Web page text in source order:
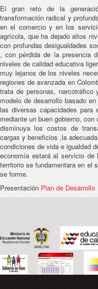
El gran reto de la
transformación radical y
en el comercio y en los
agrícola, que ha dejado altos
con profundas desigualdades
, con pérdida de la presencia
niveles de calidad educativa
muy lejanos de los niveles
regiones de avanzada en
trata de personas,
modelo de desarrollo basado
las diversas capacidades
mediante un buen gobierno,
disminuya los costos de
cargas y beneficios ,la
condiciones de vida e igualdad
economía estará al servicio
territorio se fundamentara en el
se forme.
Presentación Plan de Desarrollo